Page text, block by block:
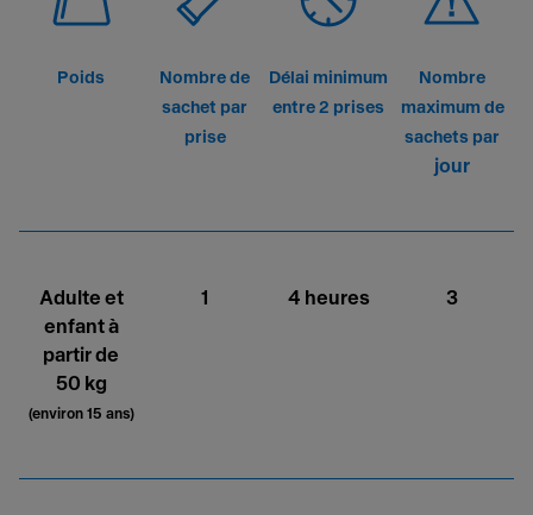
Poids
Nombre de
sachet par
prise
Délai minimum
entre 2 prises
Nombre
maximum de
sachets par
jour
Adulte et
enfant à
partir de
50 kg
(environ 15 ans)
1 4 heures 3